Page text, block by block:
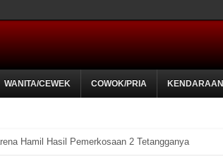
WANITA/CEWEK COWOK/PRIA KENDARAAN
Hamil Hasil Pemerkosaan 2 Tetangganya